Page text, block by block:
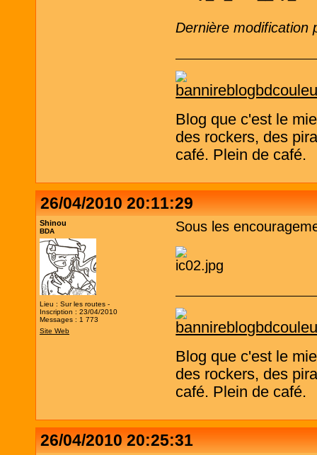
Dernière modification
Blog que c'est le
des rockers, des
café. Plein de café.
26/04/2010 20:11:29
Shinou
BDA
Lieu : Sur les routes -
Inscription : 23/04/2010
Messages : 1 773
Site Web
Sous les
Blog que c'est le
des rockers, des
café. Plein de café.
26/04/2010 20:25:31